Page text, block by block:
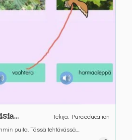
Tekijä: Puro.education
puita. Tässä tehtävässä